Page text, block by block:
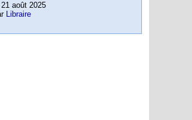
21 août 2025
Libraire